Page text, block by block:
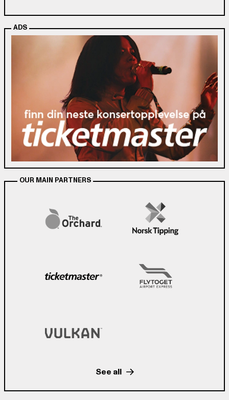
ADS
OUR MAIN PARTNERS
See all